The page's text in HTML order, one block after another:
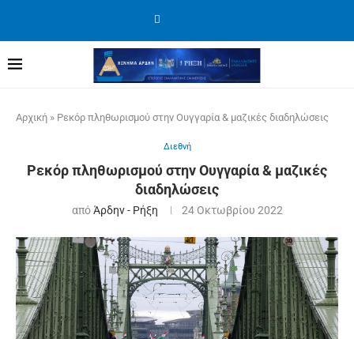
Αρχική » Ρεκόρ πληθωρισμού στην Ουγγαρία & μαζικές διαδηλώσεις
Διεθνή
Ρεκόρ πληθωρισμού στην Ουγγαρία & μαζικές
διαδηλώσεις
απόΆρδην - Ρήξη 24 Οκτωβρίου 2022